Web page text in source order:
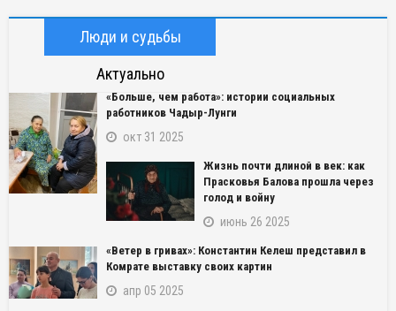
Люди и судьбы
Актуально
«Больше, чем работа»: истории социальных
работников Чадыр-Лунги
окт 31 2025
Жизнь почти длиной в век: как
Прасковья Балова прошла через
голод и войну
июнь 26 2025
«Ветер в гривах»: Константин Келеш представил в
Комрате выставку своих картин
апр 05 2025